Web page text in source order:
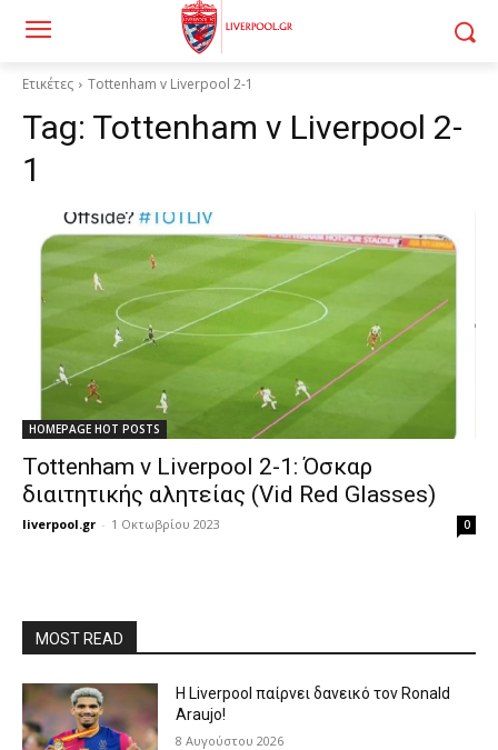
Ετικέτες Tottenham v Liverpool 2-1
Tag: Tottenham v Liverpool 2-
1
HOMEPAGE HOT POSTS
Tottenham v Liverpool 2-1: Όσκαρ
διαιτητικής αλητείας (Vid Red Glasses)
liverpool.gr - 1 Οκτωβρίου 2023 0
MOST READ
Η Liverpool παίρνει δανεικό τον Ronald
Araujo!
8 Αυγούστου 2026